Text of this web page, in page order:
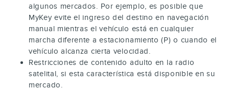
algunos mercados. Por ejemplo, es posible que
MyKey evite el ingreso del destino en navegación
manual mientras el vehículo está en cualquier
marcha diferente a estacionamiento (P) o cuando el
vehículo alcanza cierta velocidad.
Restricciones de contenido adulto en la radio
satelital, si esta característica está disponible en su
mercado.